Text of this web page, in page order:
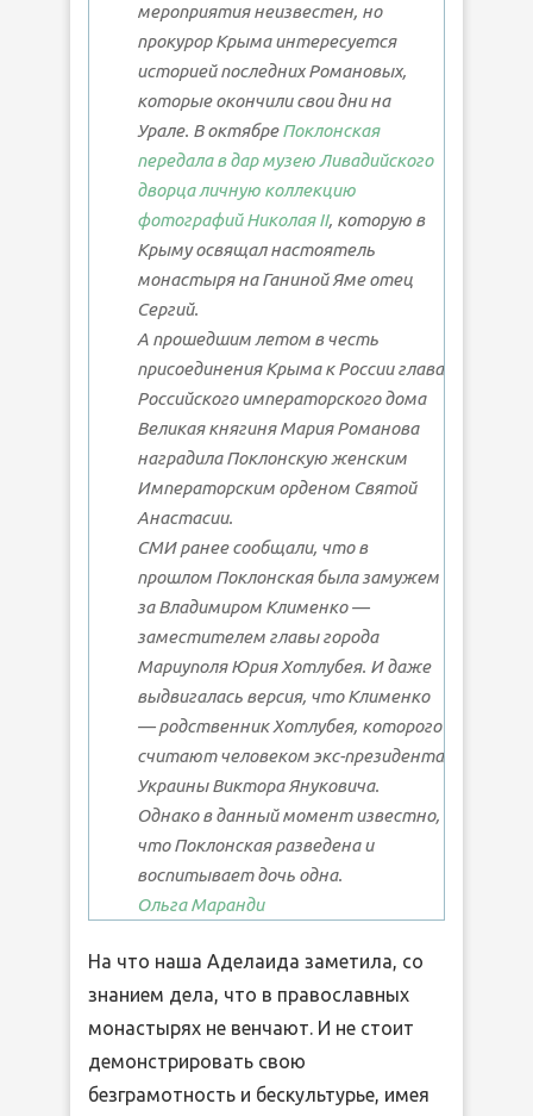
мероприятия неизвестен, но
прокурор Крыма интересуется
историей последних Романовых,
которые окончили свои дни на
Урале. В октябреПоклонская
передала в дар музею Ливадийского
дворца личную коллекцию
фотографий Николая II, которую в
Крыму освящал настоятель
монастыря на Ганиной Яме отец
Сергий.
А прошедшим летом в честь
присоединения Крыма к России глава
Российского императорского дома
Великая княгиня Мария Романова
наградила Поклонскую женским
Императорским орденом Святой
Анастасии.
СМИ ранее сообщали, что в
прошлом Поклонская была замужем
за Владимиром Клименко —
заместителем главы города
Мариуполя Юрия Хотлубея. И даже
выдвигалась версия, что Клименко
— родственник Хотлубея, которого
считают человеком экс-президента
Украины Виктора Януковича.
Однако в данный момент известно,
что Поклонская разведена и
воспитывает дочь одна.
Ольга Маранди
На что наша Аделаида заметила, со
знанием дела, что в православных
монастырях не венчают. И не стоит
демонстрировать свою
безграмотность и бескультурье, имея